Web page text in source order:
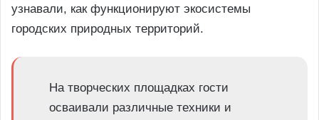
узнавали, как функционируют экосистемы
городских природных территорий.
На творческих площадках гости
осваивали различные техники и